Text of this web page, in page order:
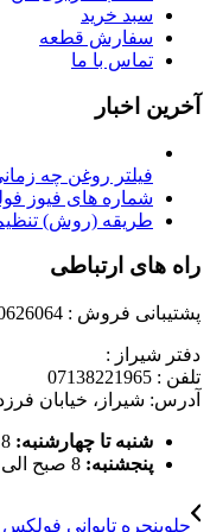
سبد خرید
سفارش قطعه
تماس با ما
آخرین اخبار
فیلتر روغن چه
شماره های فیوز
طریقه (روش)
راه های ارتباطی
پشتیبانی فروش : 09120626064
دفتر شیراز :
تلفن : 07138221965
آدرس: شیراز، خیابان فرزدقی
شنبه تا چهارشنبه: 8 صبح الی 8 شب
پنجشنبه: 8 صبح الی 4 بعدازظهر
جلوپنجره تایوانی